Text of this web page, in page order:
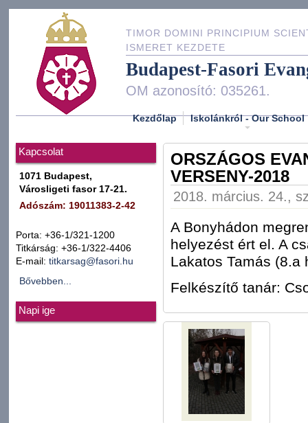
TIMOR DOMINI PRINCIPIUM
ISMERET KEZDETE
Budapest-Fasori
OM azonosító: 035261.
Kezdőlap Iskolánkról - Our School
Kapcsolat
1071 Budapest,
Városligeti fasor 17-21.
Adószám: 19011383-2-42
Porta: +36-1/321-1200
Titkárság: +36-1/322-4406
E-mail: titkarsag@fasori.hu
Bővebben...
Napi ige
ORSZÁGOS
VERSENY-2018
2018. március. 24.,
A Bonyhádon
helyezést ért el. A
Lakatos Tamás (8.a
Felkészítő tanár: